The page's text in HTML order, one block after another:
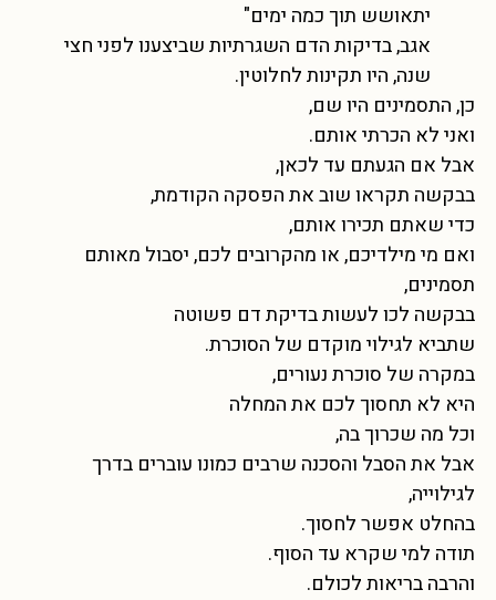
יתאושש תוך כמה ימים"
אגב, בדיקות הדם השגרתיות שביצענו לפני חצי
שנה, היו תקינות לחלוטין.
כן, התסמינים היו שם,
ואני לא הכרתי אותם.
אבל אם הגעתם עד לכאן,
בבקשה תקראו שוב את הפסקה הקודמת,
כדי שאתם תכירו אותם,
ואם מי מילדיכם, או מהקרובים לכם, יסבול מאותם
תסמינים,
בבקשה לכו לעשות בדיקת דם פשוטה
שתביא לגילוי מוקדם של הסוכרת.
במקרה של סוכרת נעורים,
היא לא תחסוך לכם את המחלה
וכל מה שכרוך בה,
אבל את הסבל והסכנה שרבים כמונו עוברים בדרך
לגילוייה,
בהחלט אפשר לחסוך.
תודה למי שקרא עד הסוף.
והרבה בריאות לכולם.